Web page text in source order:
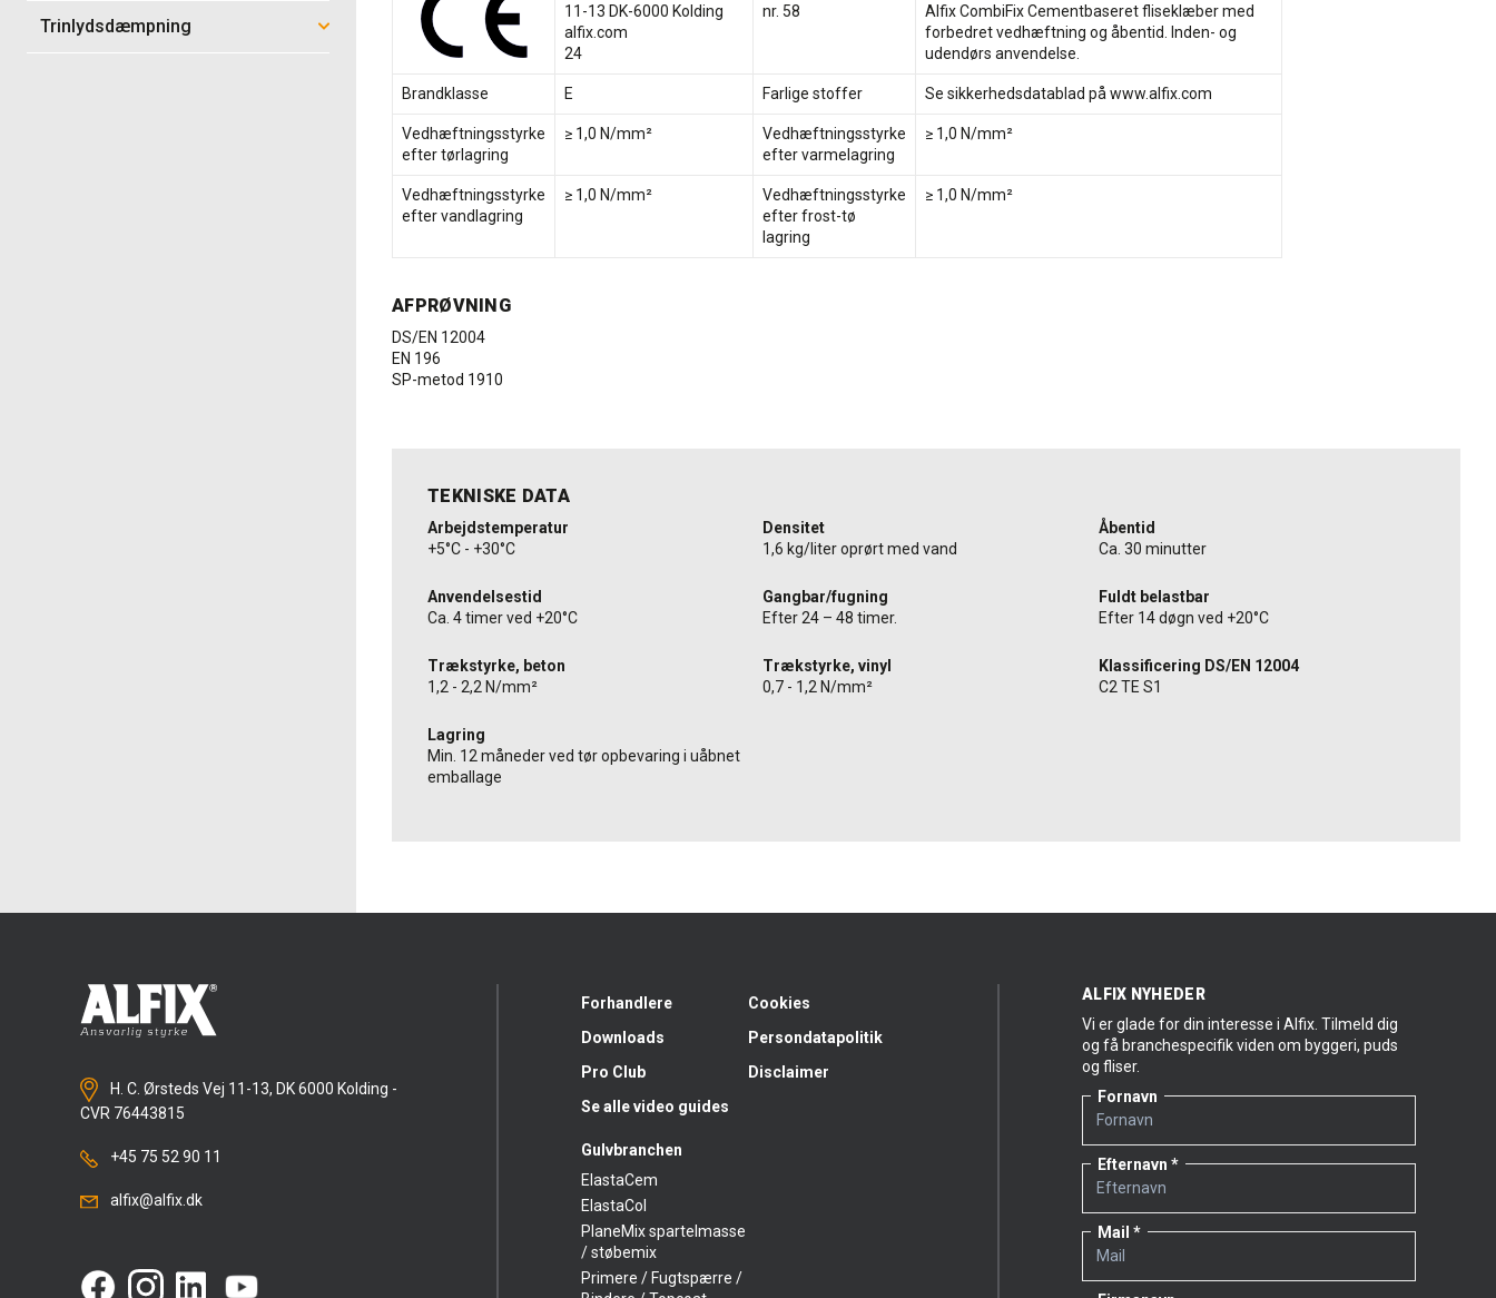
Trinlydsdæmpning
11-13 DK-6000 Kolding
alfix.com
24
nr. 58
Alfix CombiFix Cementbaseret fliseklæber med
forbedret vedhæftning og åbentid. Inden- og
udendørs anvendelse.
Brandklasse E Farlige stoffer Se sikkerhedsdatablad på www.alfix.com
Vedhæftningsstyrke
efter tørlagring
≥ 1,0 N/mm²
Vedhæftningsstyrke
efter varmelagring
≥ 1,0 N/mm²
Vedhæftningsstyrke
efter vandlagring
≥ 1,0 N/mm²
Vedhæftningsstyrke
efter frost-tø
lagring
≥ 1,0 N/mm²
AFPRØVNING
DS/EN 12004
EN 196
SP-metod 1910
TEKNISKE DATA
Arbejdstemperatur
+5°C - +30°C
Densitet
1,6 kg/liter oprørt med vand
Åbentid
Ca. 30 minutter
Anvendelsestid
Ca. 4 timer ved +20°C
Gangbar/fugning
Efter 24 – 48 timer.
Fuldt belastbar
Efter 14 døgn ved +20°C
Trækstyrke, beton
1,2 - 2,2 N/mm²
Trækstyrke, vinyl
0,7 - 1,2 N/mm²
Klassificering DS/EN 12004
C2 TE S1
Lagring
Min. 12 måneder ved tør opbevaring i uåbnet
emballage
H. C. Ørsteds Vej 11-13, DK 6000 Kolding -
CVR 76443815
+45 75 52 90 11
alfix@alfix.dk
Forhandlere
Downloads
Pro Club
Se alle video guides
Gulvbranchen
ElastaCem
ElastaCol
PlaneMix spartelmasse
/ støbemix
Primere / Fugtspærre /
Cookies
Persondatapolitik
Disclaimer
ALFIX NYHEDER
Vi er glade for din interesse i Alfix. Tilmeld dig
og få branchespecifik viden om byggeri, puds
og fliser.
Fornavn
Efternavn
Mail